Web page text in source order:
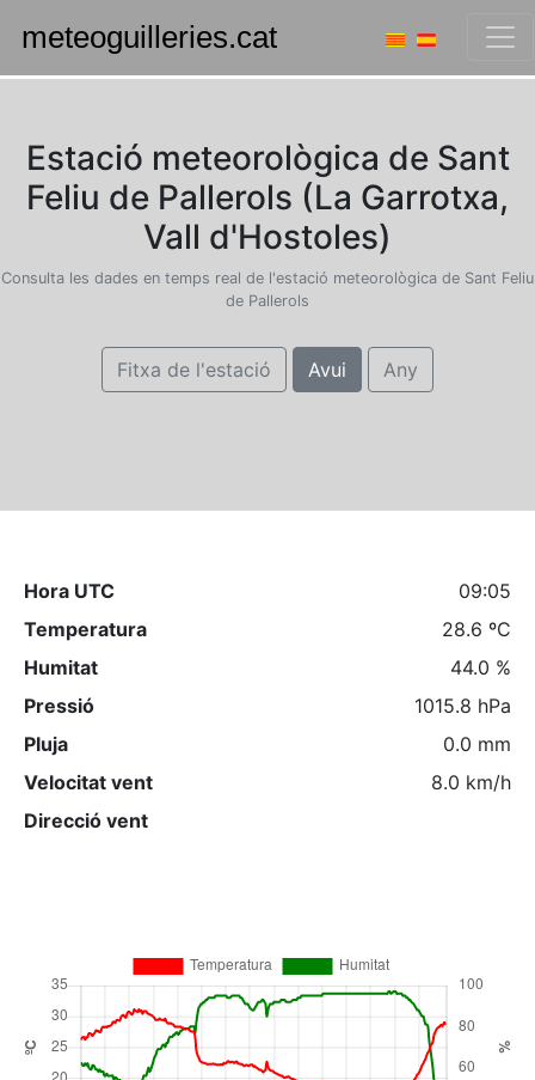
Estació meteorològica de Sant
Feliu de Pallerols (La Garrotxa,
Vall d'Hostoles)
Consulta les dades en temps real de l'estació meteorològica de Sant Feliu
de Pallerols
Fitxa de l'estació Avui Any
Hora UTC
09:05
Temperatura
28.6 ºC
Humitat
44.0 %
Pressió
1015.8 hPa
Pluja
0.0 mm
Velocitat vent
8.0 km/h
Direcció vent